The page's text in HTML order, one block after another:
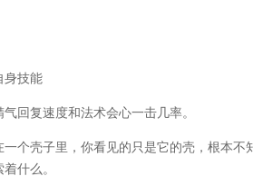
身技能
回复速度和法术会心一击几率。
一个壳子里，你看见的只是它的壳，根本不
什么。